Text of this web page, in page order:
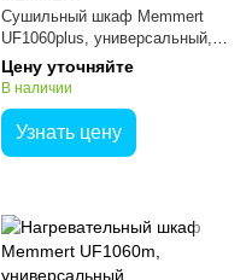
Сушильный шкаф Memmert
UF1060plus, универсальный,
TwinDISPLAY, 1060 л
Цену уточняйте
В наличии
Узнать цену